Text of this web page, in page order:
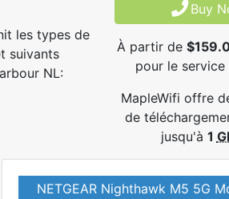
les types de
suivants
NL:
Buy
À partir de
pour le service
MapleWifi offre
de
jusqu'à 1
NETGEAR Nighthawk M5 5G